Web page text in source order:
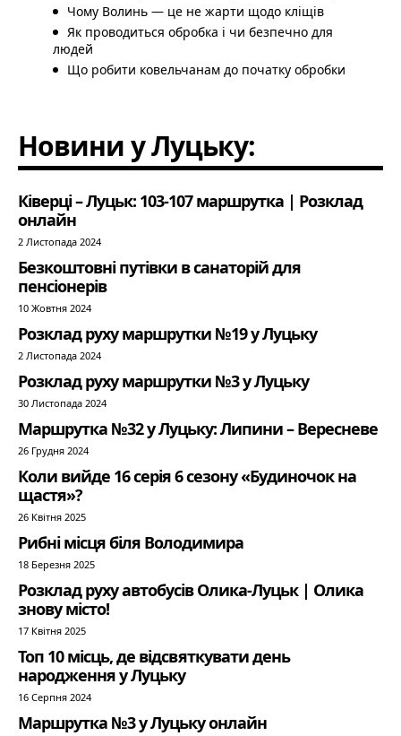
Чому Волинь — це не жарти щодо кліщів
Як проводиться обробка і чи безпечно для
людей
Що робити ковельчанам до початку обробки
Новини у Луцьку:
Ківерці – Луцьк: 103-107 маршрутка | Розклад
онлайн
2 Листопада 2024
Безкоштовні путівки в санаторій для
пенсіонерів
10 Жовтня 2024
Розклад руху маршрутки №19 у Луцьку
2 Листопада 2024
Розклад руху маршрутки №3 у Луцьку
30 Листопада 2024
Маршрутка №32 у Луцьку: Липини – Вересневе
26 Грудня 2024
Коли вийде 16 серія 6 сезону «Будиночок на
щастя»?
26 Квітня 2025
Рибні місця біля Володимира
18 Березня 2025
Розклад руху автобусів Олика-Луцьк | Олика
знову місто!
17 Квітня 2025
Топ 10 місць, де відсвяткувати день
народження у Луцьку
16 Серпня 2024
Маршрутка №3 у Луцьку онлайн